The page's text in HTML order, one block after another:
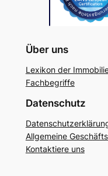
Über uns
Lexikon der
Fachbegriffe
Datenschutz
Allgemeine
Kontaktiere uns